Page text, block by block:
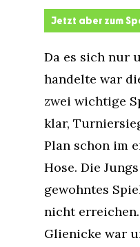
Jetzt aber zum
Da es sich nur
handelte war
zwei wichtige
klar,
Plan schon im
Hose. Die
gewohntes
nicht
Glienicke war